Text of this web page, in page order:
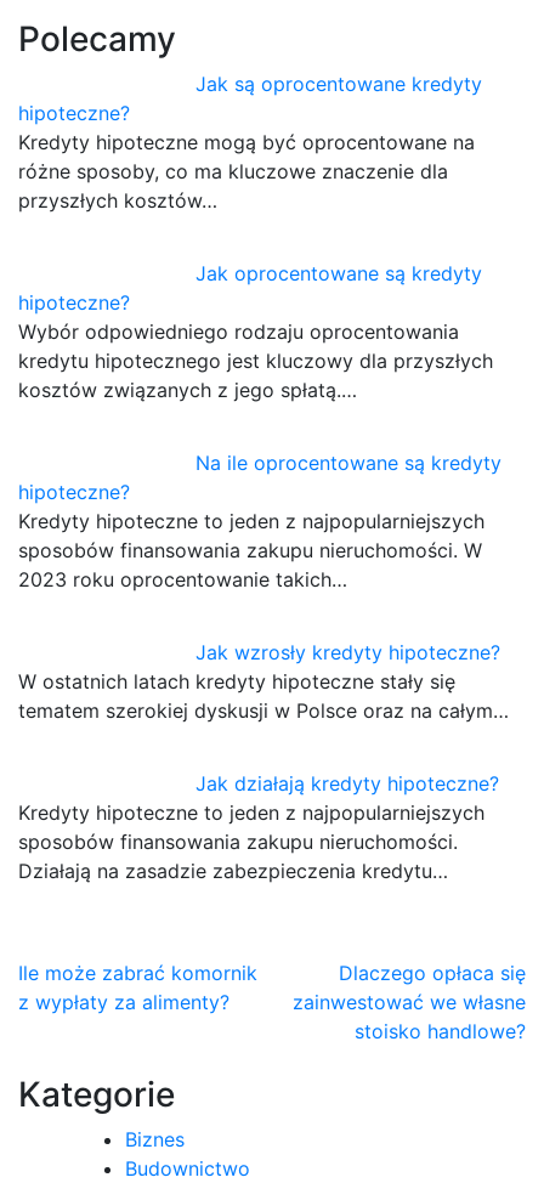
Polecamy
Jak są oprocentowane kredyty
hipoteczne?
Kredyty hipoteczne mogą być oprocentowane na
różne sposoby, co ma kluczowe znaczenie dla
przyszłych kosztów…
Jak oprocentowane są kredyty
hipoteczne?
Wybór odpowiedniego rodzaju oprocentowania
kredytu hipotecznego jest kluczowy dla przyszłych
kosztów związanych z jego spłatą.…
Na ile oprocentowane są kredyty
hipoteczne?
Kredyty hipoteczne to jeden z najpopularniejszych
sposobów finansowania zakupu nieruchomości. W
2023 roku oprocentowanie takich…
Jak wzrosły kredyty hipoteczne?
W ostatnich latach kredyty hipoteczne stały się
tematem szerokiej dyskusji w Polsce oraz na całym…
Jak działają kredyty hipoteczne?
Kredyty hipoteczne to jeden z najpopularniejszych
sposobów finansowania zakupu nieruchomości.
Działają na zasadzie zabezpieczenia kredytu…
Nawigacja
wpisu
Ile może zabrać komornik
z wypłaty za alimenty?
Dlaczego opłaca się
zainwestować we własne
stoisko handlowe?
Kategorie
Biznes
Budownictwo